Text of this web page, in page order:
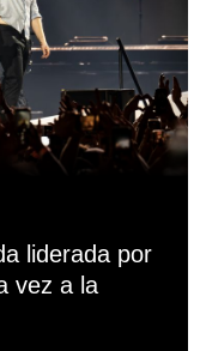
liderada por
vez a la